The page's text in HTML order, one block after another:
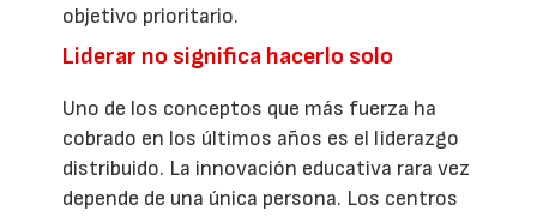
objetivo prioritario.
Liderar no significa hacerlo solo
Uno de los conceptos que más fuerza ha
cobrado en los últimos años es el liderazgo
distribuido. La innovación educativa rara vez
depende de una única persona. Los centros